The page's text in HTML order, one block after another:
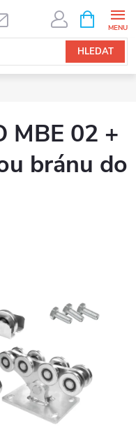
HLEDAT
NÁKUPNÍ
KOŠÍK
MBE 02 +
bránu do